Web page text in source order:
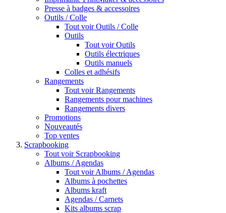
Presse à badges & accessoires
Outils / Colle
Tout voir Outils / Colle
Outils
Tout voir Outils
Outils électriques
Outils manuels
Colles et adhésifs
Rangements
Tout voir Rangements
Rangements pour machines
Rangements divers
Promotions
Nouveautés
Top ventes
Scrapbooking
Tout voir Scrapbooking
Albums / Agendas
Tout voir Albums / Agendas
Albums à pochettes
Albums kraft
Agendas / Carnets
Kits albums scrap